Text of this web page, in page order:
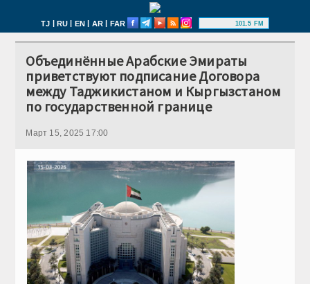
TJ | RU | EN | AR | FAR 101.5 FM
Объединённые Арабские Эмираты
приветствуют подписание Договора
между Таджикистаном и Кыргызстаном
по государственной границе
Март 15, 2025 17:00